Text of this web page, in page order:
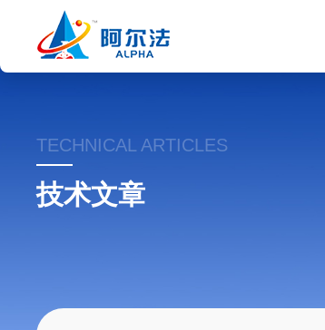
TECHNICAL ARTICLES
技术文章